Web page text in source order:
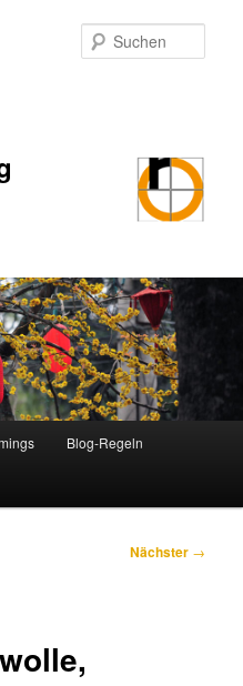
Blog-Regeln
Nächster →